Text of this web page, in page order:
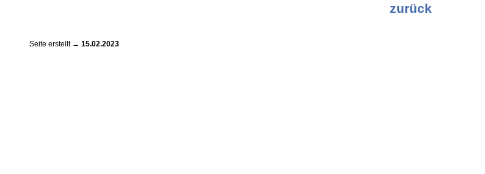
zurück
Seite erstellt → 15.02.2023